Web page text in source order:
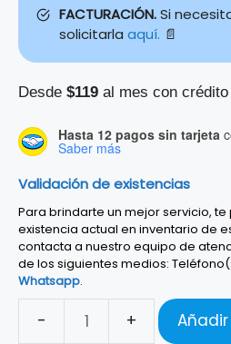
FACTURACIÓN.Si
solicitarla aquí. 📄
Desde $119 al mes con crédito
Hasta 12 pagos sin tarjeta
Saber más
Validación de existencias
Para brindarte un mejor servicio,
existencia actual en inventario de
contacta a nuestro equipo de
de los siguientes medios:
Whatsapp.
FUNDA